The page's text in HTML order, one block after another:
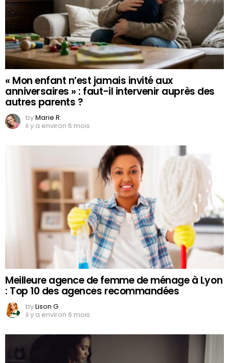
« Mon enfant n’est jamais invité aux
anniversaires » : faut-il intervenir auprès des
autres parents ?
byMarie R.
il y a environ 6 mois
Meilleure agence de femme de ménage à Lyon
: Top 10 des agences recommandées
byLison G
il y a environ 6 mois